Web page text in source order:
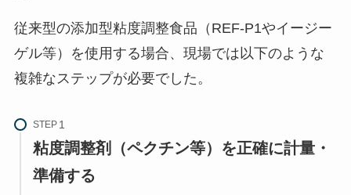
従来型の添加型粘度調整食品（REF-P1やイージー
ゲル等）を使用する場合、現場では以下のような
複雑なステップが必要でした。
STEP
粘度調整剤（ペクチン等）を正確に計量・
準備する